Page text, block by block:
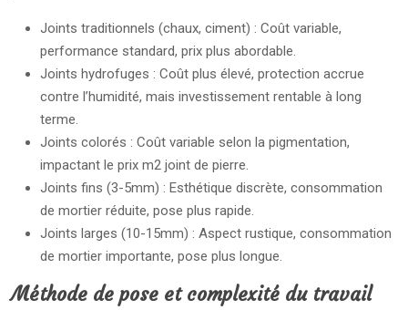
Joints traditionnels (chaux, ciment) : Coût variable,
performance standard, prix plus abordable.
Joints hydrofuges : Coût plus élevé, protection accrue
contre l’humidité, mais investissement rentable à long
terme.
Joints colorés : Coût variable selon la pigmentation,
impactant le prix m2 joint de pierre.
Joints fins (3-5mm) : Esthétique discrète, consommation
de mortier réduite, pose plus rapide.
Joints larges (10-15mm) : Aspect rustique, consommation
de mortier importante, pose plus longue.
Méthode de pose et complexité du travail